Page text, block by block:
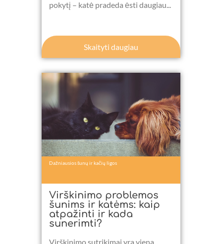
pokytį – katė pradeda ėsti daugiau...
Skaityti daugiau
Dažniausios šunų ir kačių ligos
Virškinimo problemos
šunims ir katėms: kaip
atpažinti ir kada
sunerimti?
Virškinimo sutrikimai yra viena